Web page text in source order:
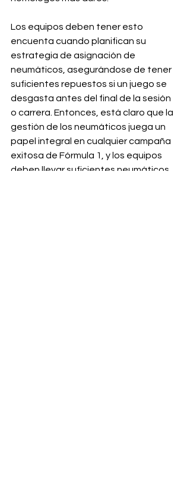
Los equipos deben tener esto
encuenta cuando planifican su
estrategia de asignación de
neumáticos, asegurándose de tener
suficientes repuestos si un juego se
desgasta antes del final de la sesión
o carrera. Entonces, está claro que la
gestión de los neumáticos juega un
papel integral en cualquier campaña
exitosa de Fórmula 1, y los equipos
deben llevar suficientes neumáticos